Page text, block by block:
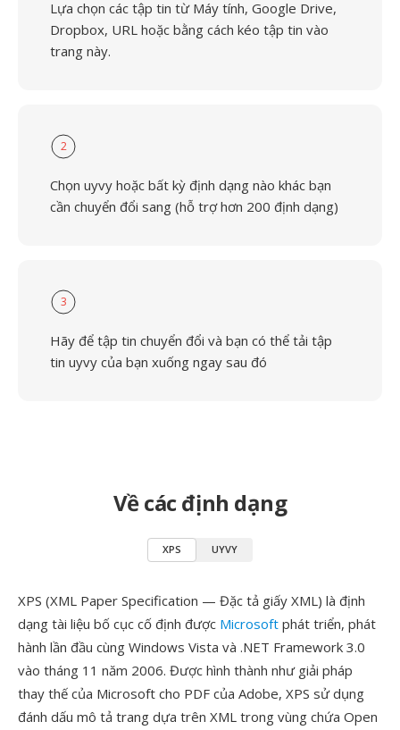
Lựa chọn các tập tin từ Máy tính, Google Drive,
Dropbox, URL hoặc bằng cách kéo tập tin vào
trang này.
2
Chọn uyvy hoặc bất kỳ định dạng nào khác bạn
cần chuyển đổi sang (hỗ trợ hơn 200 định dạng)
3
Hãy để tập tin chuyển đổi và bạn có thể tải tập
tin uyvy của bạn xuống ngay sau đó
Về các định dạng
XPS UYVY
XPS (XML Paper Specification — Đặc tả giấy XML) là định
dạng tài liệu bố cục cố định được Microsoft phát triển, phát
hành lần đầu cùng Windows Vista và .NET Framework 3.0
vào tháng 11 năm 2006. Được hình thành như giải pháp
thay thế của Microsoft cho PDF của Adobe, XPS sử dụng
đánh dấu mô tả trang dựa trên XML trong vùng chứa Open